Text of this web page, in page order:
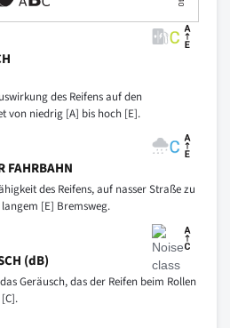
des Reifens auf den
von niedrig [A] bis hoch [E].
FAHRBAHN
des Reifens, auf nasser Straße zu
[E] Bremsweg.
(dB)
Geräusch, das der Reifen beim Rollen